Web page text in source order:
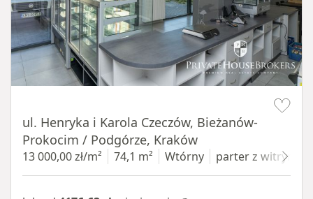
ul. Henryka i Karola Czeczów, Bieżanów-
Prokocim / Podgórze, Kraków
13 000,00 zł/m² 74,1 m² Wtórny parterz witryną